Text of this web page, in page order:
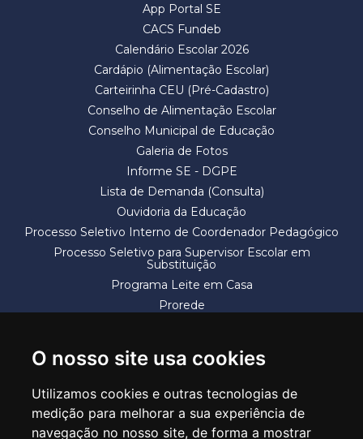
O nosso site usa cookies
Utilizamos cookies e outras tecnologias de
medição para melhorar a sua experiência de
navegação no nosso site, de forma a mostrar
App Portal SE
CACS Fundeb
Calendário Escolar 2026
Cardápio (Alimentação Escolar)
Carteirinha CEU (Pré-Cadastro)
Conselho de Alimentação Escolar
Conselho Municipal de Educação
Galeria de Fotos
Informe SE - DGPE
Lista de Demanda (Consulta)
Ouvidoria da Educação
Processo Seletivo Interno de Coordenador Pedagógico
Processo Seletivo para Supervisor Escolar em
Substituição
Programa Leite em Casa
Prorede